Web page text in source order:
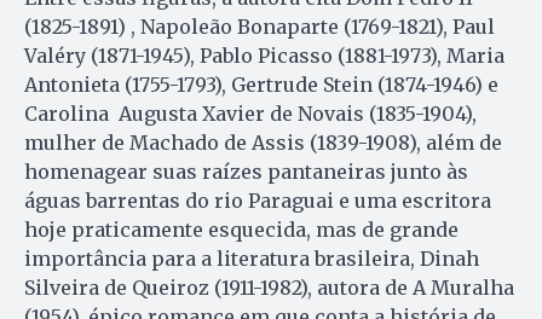
(1825-1891) , Napoleão Bonaparte (1769-1821), Paul
Valéry (1871-1945), Pablo Picasso (1881-1973), Maria
Antonieta (1755-1793), Gertrude Stein (1874-1946) e
Carolina Augusta Xavier de Novais (1835-1904),
mulher de Machado de Assis (1839-1908), além de
homenagear suas raízes pantaneiras junto às
águas barrentas do rio Paraguai e uma escritora
hoje praticamente esquecida, mas de grande
importância para a literatura brasileira, Dinah
Silveira de Queiroz (1911-1982), autora de A Muralha